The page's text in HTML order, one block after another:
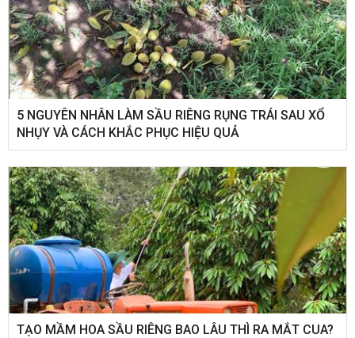
5 NGUYÊN NHÂN LÀM SẦU RIÊNG RỤNG TRÁI SAU XỔ
NHỤY VÀ CÁCH KHẮC PHỤC HIỆU QUẢ
TẠO MẦM HOA SẦU RIÊNG BAO LÂU THÌ RA MẮT CUA?